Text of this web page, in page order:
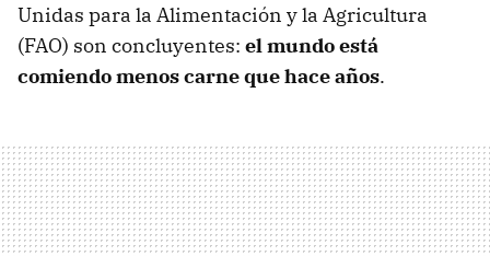
Unidas para la Alimentación y la Agricultura
(FAO) son concluyentes: el mundo está
comiendo menos carne que hace años.